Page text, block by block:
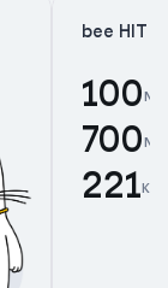
bee HIT
100
700
221